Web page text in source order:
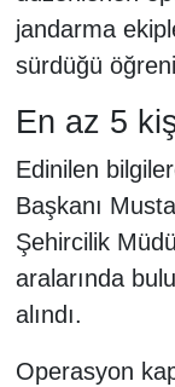
jandarma
sürdüğü
En az 5
Edinilen
Başkanı
Şehircilik
aralarında
alındı.
Operasyon